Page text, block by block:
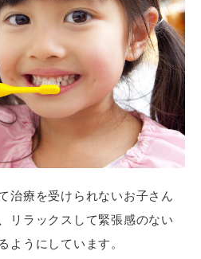
治療を受けられないお子さん
リラックスして緊張感のない
ようにしています。